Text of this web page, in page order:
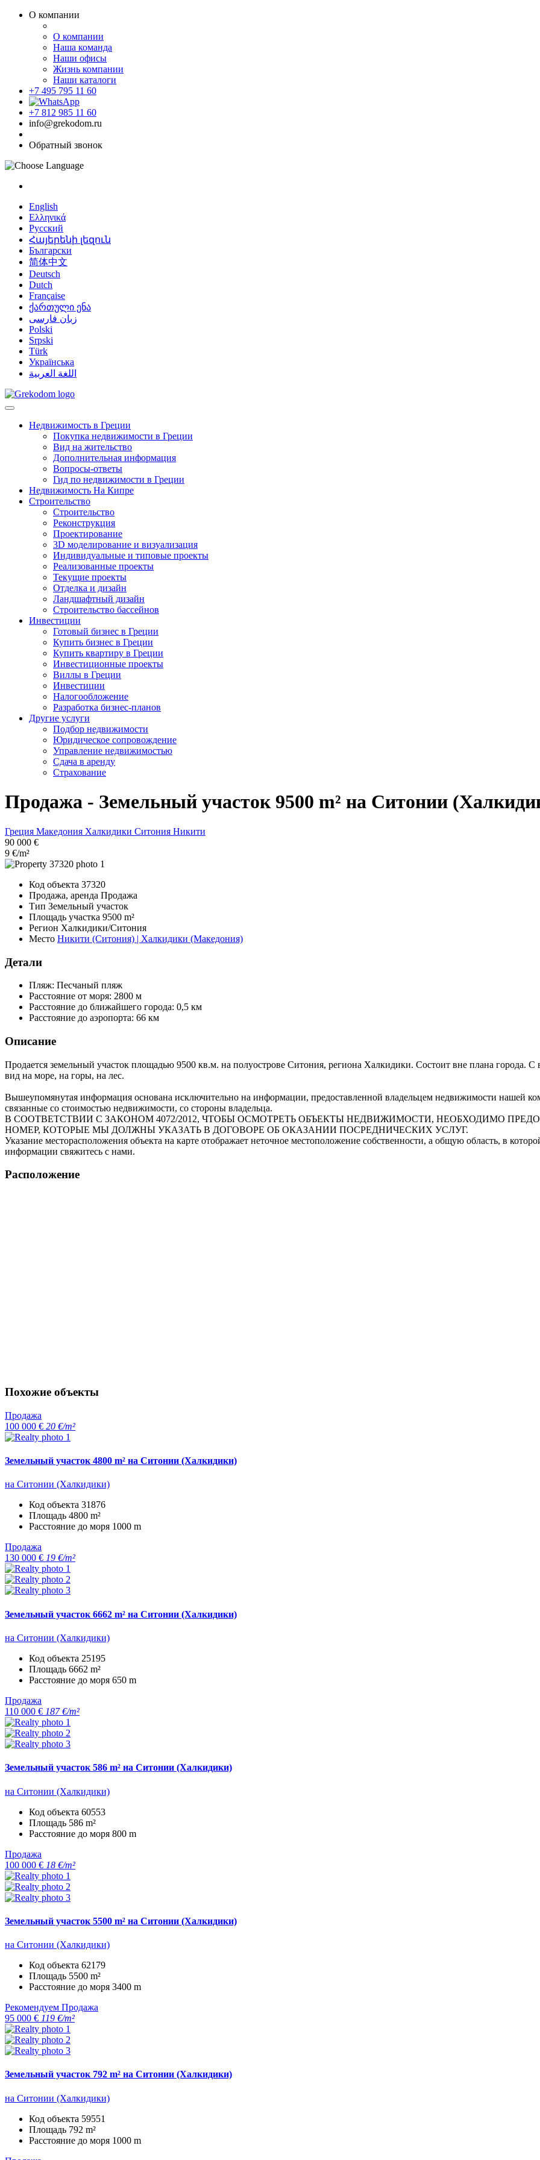
О компании
О компании
Наша команда
Наши офисы
Жизнь компании
Наши каталоги
+7 495 795 11 60
+7 812 985 11 60
info@grekodom.ru
Обратный звонок
English
Ελληνικά
Русский
Հայերենի լեզուն
Български
简体中文
Deutsch
Dutch
Française
ქართული ენა
زبان فارسی
Polski
Srpski
Türk
Українська
اللغة العربية
Недвижимость в Греции
Покупка недвижимости в Греции
Вид на жительство
Дополнительная информация
Вопросы-ответы
Гид по недвижимости в Греции
Недвижимость На Кипре
Строительство
Строительство
Реконструкция
Проектирование
3D моделирование и визуализация
Индивидуальные и типовые проекты
Реализованные проекты
Текущие проекты
Отделка и дизайн
Ландшафтный дизайн
Строительство бассейнов
Инвестиции
Готовый бизнес в Греции
Купить бизнес в Греции
Купить квартиру в Греции
Инвестиционные проекты
Виллы в Греции
Инвестиции
Налогообложение
Разработка бизнес-планов
Другие услуги
Подбор недвижимости
Юридическое сопровождение
Управление недвижимостью
Сдача в аренду
Страхование
Продажа - Земельный участок 9500 m² на Ситонии
Греция Македония Халкидики Ситония Никити
90 000 €
9 €/m²
Код объекта 37320
Продажа, аренда Продажа
Тип Земельный участок
Площадь участка 9500 m²
Регион Халкидики/Ситония
Место Никити (Ситония) | Халкидики (Македония)
Детали
Пляж: Песчаный пляж
Расстояние от моря: 2800 м
Расстояние до ближайшего города: 0,5 км
Расстояние до аэропорта: 66 км
Описание
Продается земельный участок площадью 9500 кв.м. на полуострове Ситония, региона Халкидики. Состоит вне плана города.
вид на море, на горы, на лес.
Вышеупомянутая информация основана исключительно на информации, предоставленной владельцем недвижимости нашей
связанные со стоимостью недвижимости, со стороны владельца.
В СООТВЕТСТВИИ С ЗАКОНОМ 4072/2012, ЧТОБЫ ОСМОТРЕТЬ ОБЪЕКТЫ НЕДВИЖИМОСТИ, НЕОБХОДИМО
НОМЕР, КОТОРЫЕ МЫ ДОЛЖНЫ УКАЗАТЬ В ДОГОВОРЕ ОБ ОКАЗАНИИ ПОСРЕДНИЧЕСКИХ УСЛУГ.
Указание месторасположения объекта на карте отображает неточное местоположение собственности, а общую область, в
информации свяжитесь с нами.
Расположение
Похожие объекты
Продажа
100 000 € 20 €/m²
Земельный участок 4800 m² на Ситонии (Халкидики)
на Ситонии (Халкидики)
Код объекта 31876
Площадь 4800 m²
Расстояние до моря 1000 m
Продажа
130 000 € 19 €/m²
Земельный участок 6662 m² на Ситонии (Халкидики)
на Ситонии (Халкидики)
Код объекта 25195
Площадь 6662 m²
Расстояние до моря 650 m
Продажа
110 000 € 187 €/m²
Земельный участок 586 m² на Ситонии (Халкидики)
на Ситонии (Халкидики)
Код объекта 60553
Площадь 586 m²
Расстояние до моря 800 m
Продажа
100 000 € 18 €/m²
Земельный участок 5500 m² на Ситонии (Халкидики)
на Ситонии (Халкидики)
Код объекта 62179
Площадь 5500 m²
Расстояние до моря 3400 m
Рекомендуем Продажа
95 000 € 119 €/m²
Земельный участок 792 m² на Ситонии (Халкидики)
на Ситонии (Халкидики)
Код объекта 59551
Площадь 792 m²
Расстояние до моря 1000 m